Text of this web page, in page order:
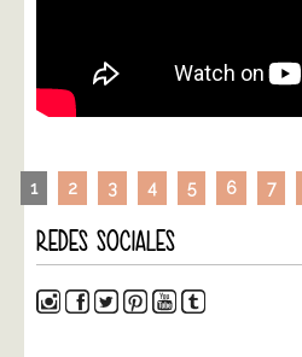
1 2 3 4 5 6 7
REDES SOCIALES